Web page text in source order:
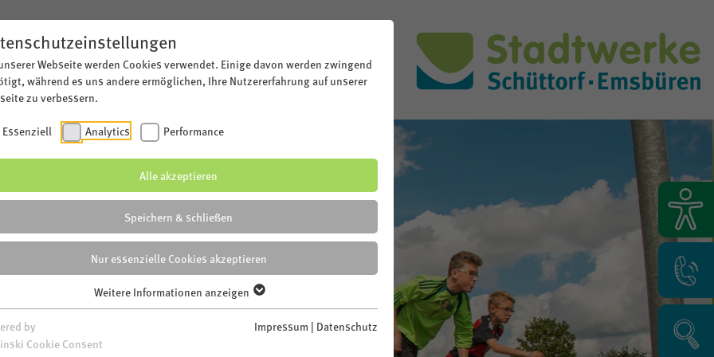
NETZ
Webseite werden Cookies verwendet. Einige davon werden zwingend
während es uns andere ermöglichen, Ihre Nutzererfahrung auf unserer
zu verbessern.
Essenziell Analytics Performance
Alle akzeptieren
Speichern & schließen
Nur essenzielle Cookies akzeptieren
Weitere Informationen anzeigen
by
Cookie Consent
Impressum | Datenschutz